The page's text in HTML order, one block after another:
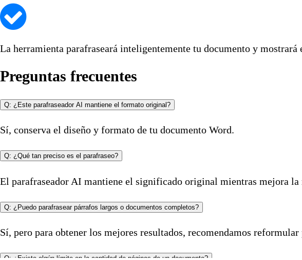
La herramienta parafraseará inteligentemente tu documento y mostrará
Preguntas frecuentes
Q: ¿Este parafraseador AI mantiene el formato original?
Sí, conserva el diseño y formato de tu documento Word.
Q: ¿Qué tan preciso es el parafraseo?
El parafraseador AI mantiene el significado original mientras mejora
Q: ¿Puedo parafrasear párrafos largos o documentos completos?
Sí, pero para obtener los mejores resultados, recomendamos
Q: ¿Existe algún límite en la cantidad de páginas de un documento?